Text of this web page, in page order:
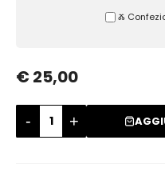
Ⰶ
€ 25,00
- +